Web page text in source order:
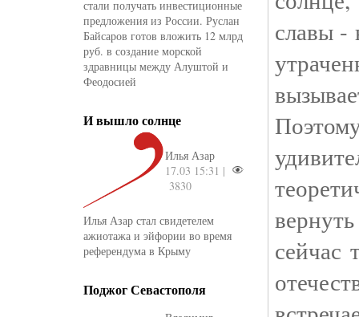
стали получать инвестиционные
предложения из России. Руслан
Байсаров готов вложить 12 млрд
руб. в создание морской
здравницы между Алуштой и
Феодосией
И вышло солнце
Илья Азар
17.03 15:31 |
3830
Илья Азар стал свидетелем
ажиотажа и эйфории во время
референдума в Крыму
Поджог Севастополя
славы -
сейчас